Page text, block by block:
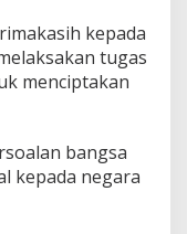
kepada
tugas
menciptakan
bangsa
kepada negara